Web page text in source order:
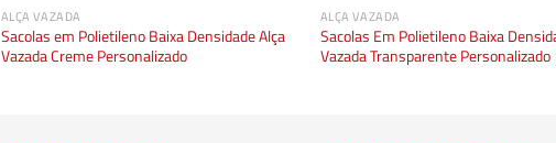
ALÇA VAZADA
Sacolas em Polietileno Baixa Densidade Alça
Vazada Creme Personalizado
ALÇA VAZADA
Sacolas Em Polietileno Baixa
Vazada Transparente Personalizado